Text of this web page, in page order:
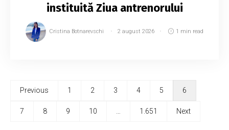
instituită Ziua antrenorului
Cristina Botnarevschi 2 august 2026 1 min read
Previous 1 2 3 4 5 6
7 8 9 10 1.651 Next